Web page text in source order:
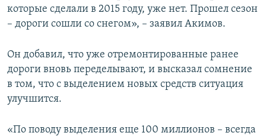
которые сделали в 2015 году, уже нет. Прошел сезон
– дороги сошли со снегом», – заявил Акимов.
Он добавил, что уже отремонтированные ранее
дороги вновь переделывают, и высказал сомнение
в том, что с выделением новых средств ситуация
улучшится.
«По поводу выделения еще 100 миллионов – всегда